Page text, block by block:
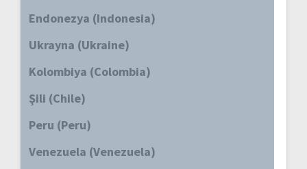
Endonezya (Indonesia)
Ukrayna (Ukraine)
Kolombiya (Colombia)
Şili (Chile)
Peru (Peru)
Venezuela (Venezuela)